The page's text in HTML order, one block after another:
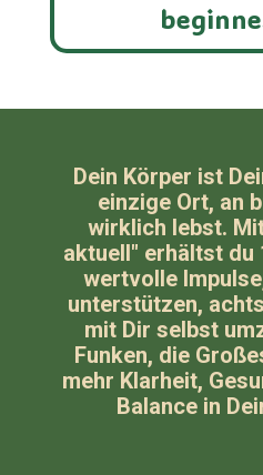
Dein Körper ist
einzige Ort, an
wirklich lebst.
aktuell" erhältst du
wertvolle
unterstützen,
mit Dir selbst
Funken, die
mehr Klarheit,
Balance in